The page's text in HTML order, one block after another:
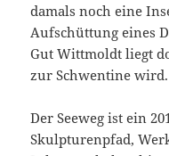
damals noch eine
Aufschüttung eines
Gut Wittmoldt liegt
zur Schwentine wird.
Der Seeweg ist ein
Skulpturenpfad,